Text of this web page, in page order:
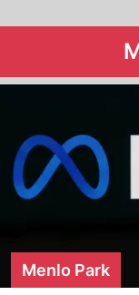
Menlo Park